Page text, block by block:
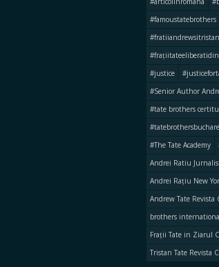
#famoustatebrothers
#justice
#Senior Author
#tate brothers
#The Tate Academy
Andrei Ratiu
Andrei Rațiu New
Andrew Tate
brothers
Frații Tate in Ziarul
Tristan Tate Revista